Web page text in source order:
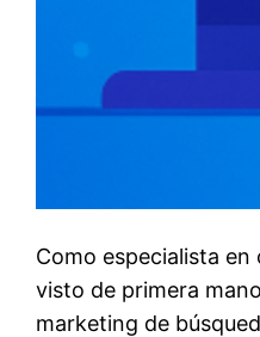
Como especialista
visto de primera
marketing de